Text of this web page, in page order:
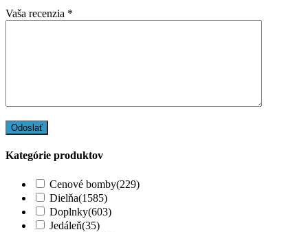
Vaša recenzia *
Kategórie produktov
Cenové bomby(229)
Dielňa(1585)
Doplnky(603)
Jedáleň(35)